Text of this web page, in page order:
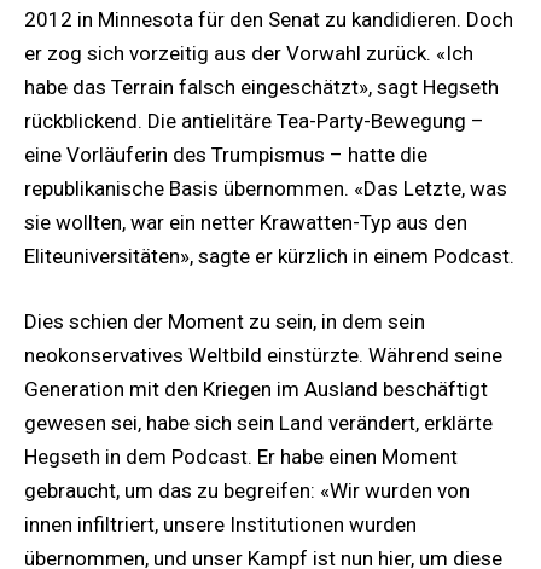
2012 in Minnesota für den Senat zu kandidieren. Doch
er zog sich vorzeitig aus der Vorwahl zurück. «Ich
habe das Terrain falsch eingeschätzt», sagt Hegseth
rückblickend. Die antielitäre Tea-Party-Bewegung –
eine Vorläuferin des Trumpismus – hatte die
republikanische Basis übernommen. «Das Letzte, was
sie wollten, war ein netter Krawatten-Typ aus den
Eliteuniversitäten», sagte er kürzlich in einem Podcast.
Dies schien der Moment zu sein, in dem sein
neokonservatives Weltbild einstürzte. Während seine
Generation mit den Kriegen im Ausland beschäftigt
gewesen sei, habe sich sein Land verändert, erklärte
Hegseth in dem Podcast. Er habe einen Moment
gebraucht, um das zu begreifen: «Wir wurden von
innen infiltriert, unsere Institutionen wurden
übernommen, und unser Kampf ist nun hier, um diese